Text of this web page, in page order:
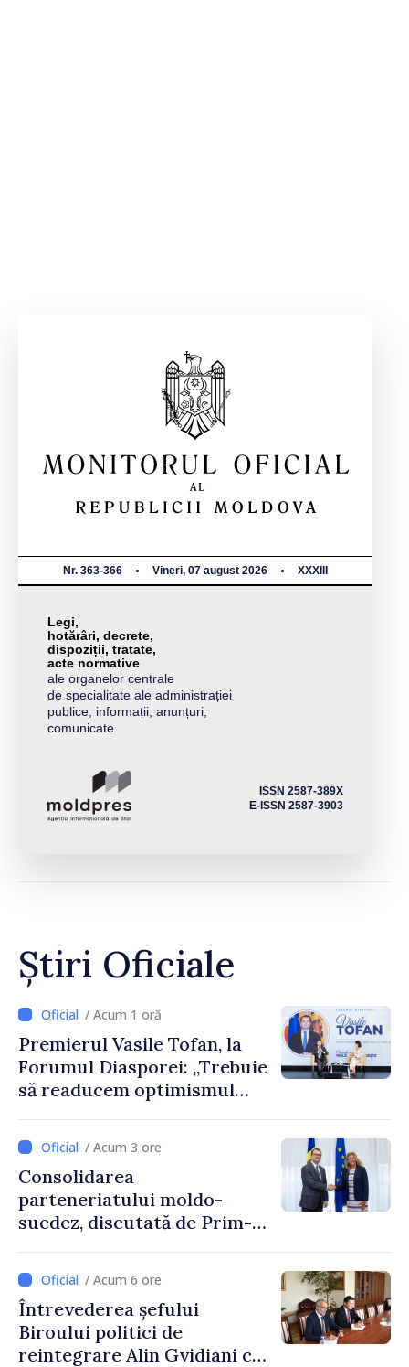
Nr. 363-366 Vineri, 07 august 2026 XXXIII
Legi,
hotărâri, decrete,
dispoziții, tratate,
acte normative
ale organelor centrale
de specialitate ale administrației
publice, informații, anunțuri,
comunicate
ISSN 2587-389X
E-ISSN 2587-3903
Știri Oficiale
/ Acum 1 oră
Premierul Vasile Tofan, la
Forumul Diasporei: „Trebuie
să readucem optimismul
Republica Moldova merge în
direcția corectă”
/ Acum 3 ore
Consolidarea
parteneriatului moldo-
suedez, discutată de Prim-
Ambasadoarea Suediei,
Petra Lärke/ Acum 6 ore
Întrevederea șefului
Biroului politici de
reintegrare Alin Gvidiani cu